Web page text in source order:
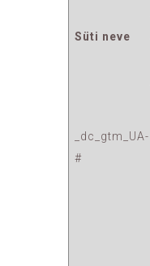
Süti neve
_dc_gtm_UA-
#